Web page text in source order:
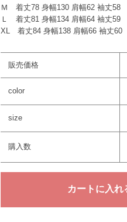
Ｍ 着丈78 身幅130 肩幅62 袖丈58
Ｌ 着丈81 身幅134 肩幅64 袖丈59
XL 着丈84 身幅138 肩幅66 袖丈60
販売価格
color
size
購入数